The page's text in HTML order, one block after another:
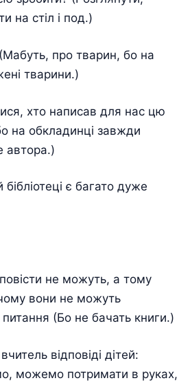
на стіл і под.)
про тварин, бо на
тварини.)
хто написав для нас цю
на обкладинці завжди
автора.)
є багато дуже
не можуть, а тому
вони не можуть
питання (Бо не бачать книги.)
відповіді дітей:
можемо потримати в руках,